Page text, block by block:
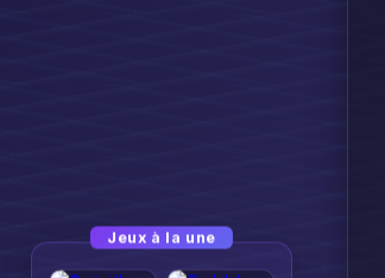
Jeux à la une